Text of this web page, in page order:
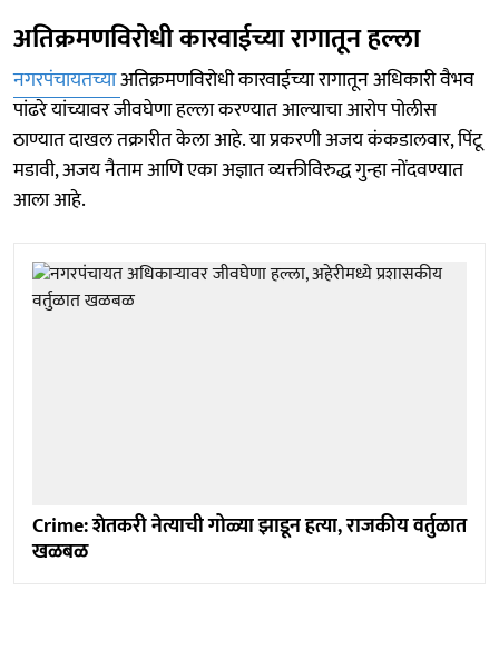
अतिक्रमणविरोधी कारवाईच्या रागातून हल्ला
नगरपंचायतच्याअतिक्रमणविरोधी कारवाईच्या रागातून अधिकारी वैभव
पांढरे यांच्यावर जीवघेणा हल्ला करण्यात आल्याचा आरोप पोलीस
ठाण्यात दाखल तक्रारीत केला आहे. या प्रकरणी अजय कंकडालवार, पिंटू
मडावी, अजय नैताम आणि एका अज्ञात व्यक्तीविरुद्ध गुन्हा नोंदवण्यात
आला आहे.
Crime: शेतकरी नेत्याची गोळ्या झाडून हत्या, राजकीय वर्तुळात
खळबळ